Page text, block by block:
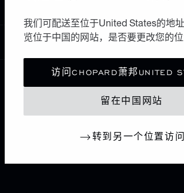
我们可配送至位于United States的地
览位于中国的网站，是否要更改您的位
访问CHOPARD萧邦UNITED
留在中国网站
转到另一个位置访问
中国